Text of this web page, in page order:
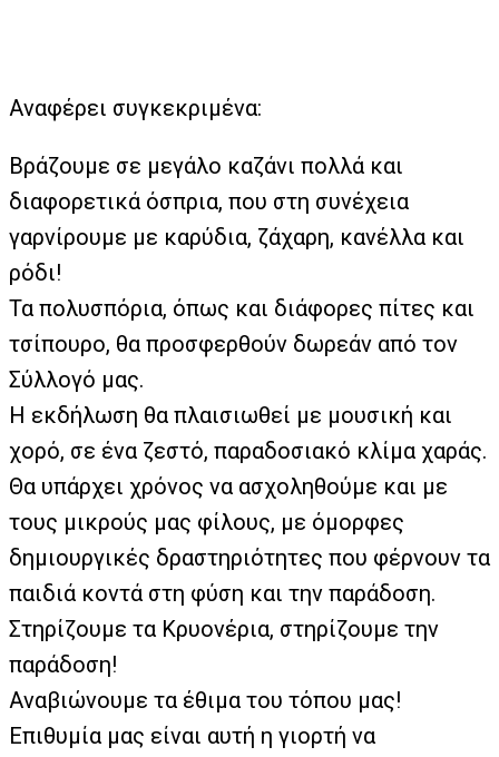
Αναφέρει συγκεκριμένα:
Βράζουμε σε μεγάλο καζάνι πολλά και
διαφορετικά όσπρια, που στη συνέχεια
γαρνίρουμε με καρύδια, ζάχαρη, κανέλλα και
ρόδι!
Τα πολυσπόρια, όπως και διάφορες πίτες και
τσίπουρο, θα προσφερθούν δωρεάν από τον
Σύλλογό μας.
Η εκδήλωση θα πλαισιωθεί με μουσική και
χορό, σε ένα ζεστό, παραδοσιακό κλίμα χαράς.
Θα υπάρχει χρόνος να ασχοληθούμε και με
τους μικρούς μας φίλους, με όμορφες
δημιουργικές δραστηριότητες που φέρνουν τα
παιδιά κοντά στη φύση και την παράδοση.
Στηρίζουμε τα Κρυονέρια, στηρίζουμε την
παράδοση!
Αναβιώνουμε τα έθιμα του τόπου μας!
Επιθυμία μας είναι αυτή η γιορτή να